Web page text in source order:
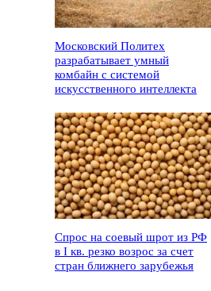
Московский Политех
разрабатывает умный
комбайн с системой
искусственного интеллекта
Спрос на соевый шрот из РФ
в I кв. резко возрос за счет
стран ближнего зарубежья